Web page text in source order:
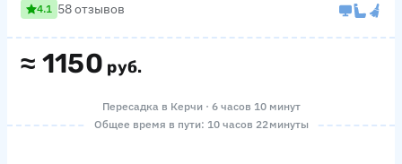
≈ 1150 руб.
4.1 58 отзывов
Пересадка в Керчи · 6 часов 10 минут
Общее время в пути: 10 часов 22 минуты